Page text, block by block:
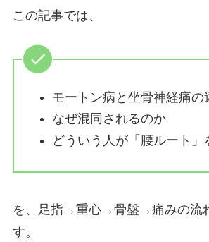
この記事では、
モートン病と坐骨神経痛の
なぜ混同されるのか
どういう人が「腰ルート」
を、足指→重心→骨盤→痛みの流
す。